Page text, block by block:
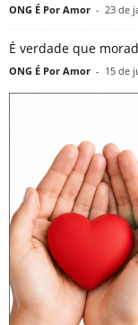
ONG É Por Amor - 23 de
É verdade que
ONG É Por Amor - 15 de